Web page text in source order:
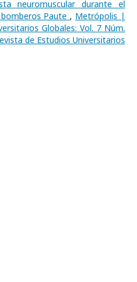
neuromuscular durante el
Paute , Metrópolis |
Globales: Vol. 7 Núm.
de Estudios Universitarios